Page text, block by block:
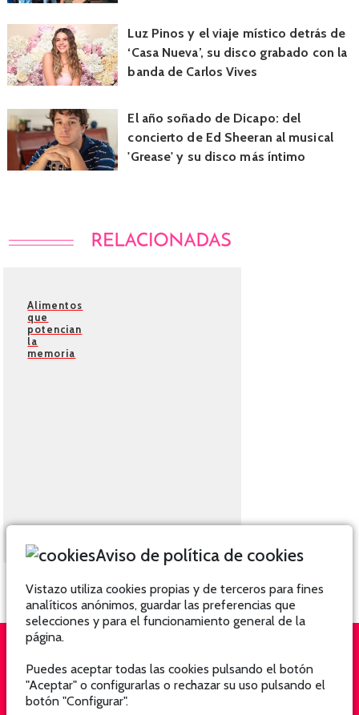
Luz Pinos y el viaje místico detrás de
‘Casa Nueva’, su disco grabado con la
banda de Carlos Vives
El año soñado de Dicapo: del
concierto de Ed Sheeran al musical
'Grease' y su disco más íntimo
Alimentos
que
potencian
la
memoria
QUIÉNES SOMOS
Aviso de política de cookies
Vistazo utiliza cookies propias y de terceros para fines
analíticos anónimos, guardar las preferencias que
selecciones y para el funcionamiento general de la
página.
Puedes aceptar todas las cookies pulsando el botón
"Aceptar" o configurarlas o rechazar su uso pulsando el
botón "Configurar".